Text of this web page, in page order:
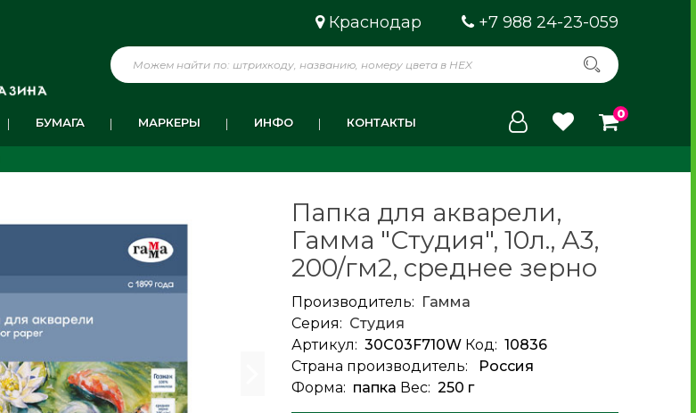
Краснодар +7 988 24-23-059
БУМАГА МАРКЕРЫ ИНФО КОНТАКТЫ
0
Папка для акварели,
Гамма "Студия", 10л., А3,
200/гм2, среднее зерно
Производитель: Гамма
Серия: Студия
Артикул: 30C03F710WКод: 10836
Страна производитель:
Россия
Форма: папка Вес: 250 г